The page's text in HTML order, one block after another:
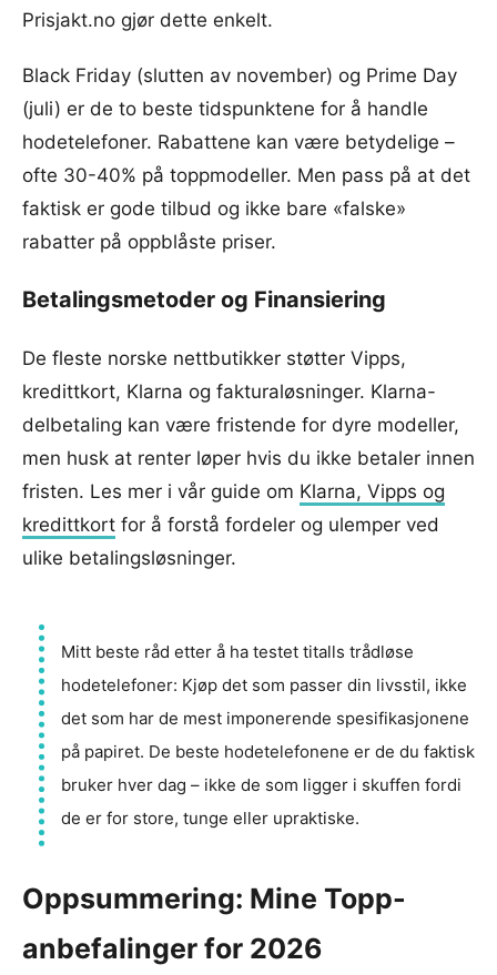
Prisjakt.no gjør dette enkelt.
Black Friday (slutten av november) og Prime Day
(juli) er de to beste tidspunktene for å handle
hodetelefoner. Rabattene kan være betydelige –
ofte 30-40% på toppmodeller. Men pass på at det
faktisk er gode tilbud og ikke bare «falske»
rabatter på oppblåste priser.
Betalingsmetoder og Finansiering
De fleste norske nettbutikker støtter Vipps,
kredittkort, Klarna og fakturaløsninger. Klarna-
delbetaling kan være fristende for dyre modeller,
men husk at renter løper hvis du ikke betaler innen
fristen. Les mer i vår guide om Klarna, Vipps og
kredittkort for å forstå fordeler og ulemper ved
ulike betalingsløsninger.
Mitt beste råd etter å ha testet titalls trådløse
hodetelefoner: Kjøp det som passer din livsstil, ikke
det som har de mest imponerende spesifikasjonene
på papiret. De beste hodetelefonene er de du faktisk
bruker hver dag – ikke de som ligger i skuffen fordi
de er for store, tunge eller upraktiske.
Oppsummering: Mine Topp-
anbefalinger for 2026